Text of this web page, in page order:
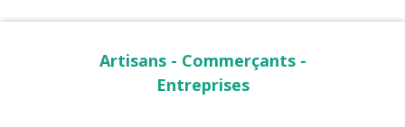
Artisans - Commerçants -
Entreprises